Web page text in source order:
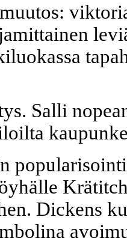
Salli
Dickens